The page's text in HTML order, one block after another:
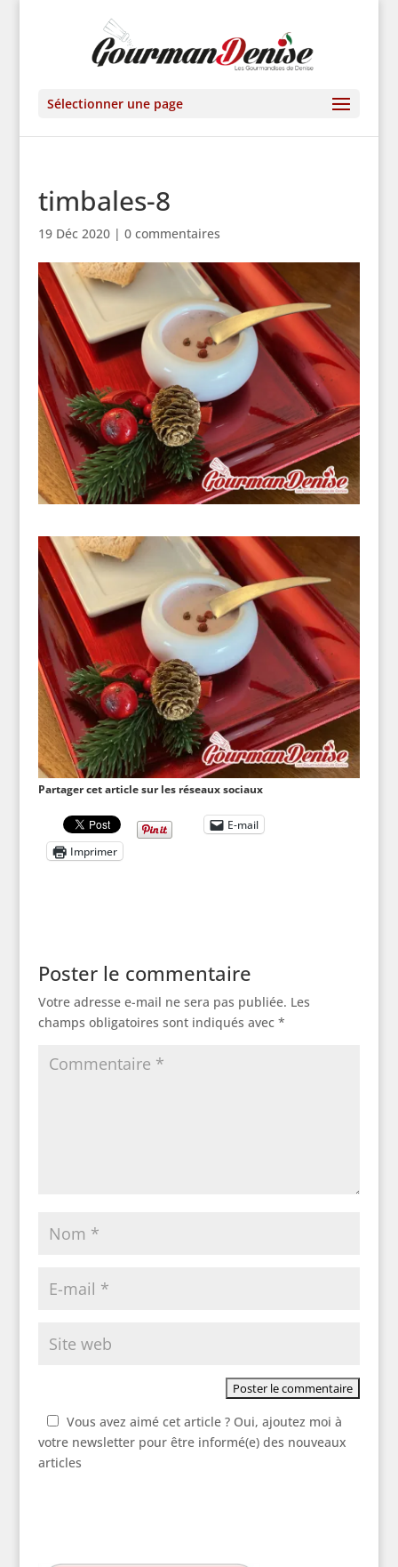
Sélectionner une page
timbales-8
19 Déc 2020| 0 commentaires
Partager cet article sur les réseaux sociaux
E-mail
Imprimer
Poster le commentaire
Votre adresse e-mail ne sera pas publiée. Les
champs obligatoires sont indiqués avec *
Vous avez aimé cet article ? Oui, ajoutez moi à
votre newsletter pour être informé(e) des nouveaux
articles